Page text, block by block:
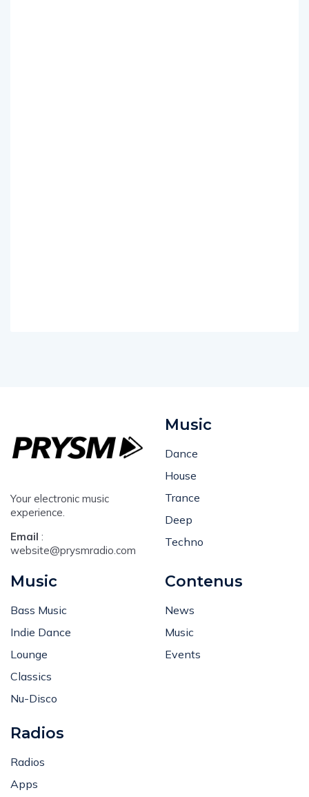
Your electronic music
Email:
Deep